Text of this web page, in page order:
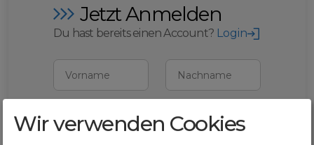
Jetzt Anmelden
Du hast bereits einen Account? Login
Vorname Nachname
E-Mail
Wir verwenden Cookies